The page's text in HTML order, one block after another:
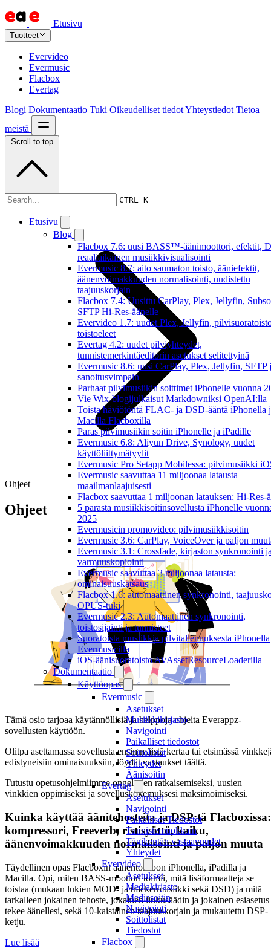
Etusivu
Tuotteet
Evervideo
Evermusic
Flacbox
Evertag
Blogi Dokumentaatio Tuki Oikeudelliset tiedotYhteystiedot Tietoa
meistä
CTRL K
Etusivu
Blog
Flacbox 7.6: uusi BASS™-äänimoottori, efektit,
reaaliaikainen musiikkivisualisointi
Evermusic 8.7: aito saumaton toisto, ääniefektit,
äänenvoimakkuuden normalisointi, uudistettu
taajuuskorjain
Flacbox 7.4: Uusittu CarPlay, Plex, Jellyfin,
SFTP Hi-Res-äänelle
Evervideo 1.7: uudet Plex, Jellyfin,
toistoeleet
Evertag 4.2: uudet pilviyhteydet,
tunnistemerkintäeditorin asetukset selitettyinä
Evermusic 8.6: uusi CarPlay, Plex, Jellyfin, SFTP
sanoitusvimpain
Parhaat pilvimusiikin soittimet iPhonelle vuonna
Vie Wix-blogijulkaisut Markdowniksi OpenAI:lla
Toista häviötöntä FLAC- ja DSD-ääntä iPhonella
Macilla Flacboxilla
Paras pilvimusiikin soitin iPhonelle ja iPadille
Evermusic 6.8: Aliyun Drive, Synology, uudet
käyttöliittymätyylit
Evermusic Pro Setapp Mobilessa: pilvimusiikki
Evermusic saavuttaa 11 miljoonaa latausta
maailmanlaajuisesti
Flacbox saavuttaa 1 miljoonan latauksen: Hi-Res-
5 parasta musiikkisoitinsovellusta iPhonelle
2025
Evermusicin promovideo: pilvimusiikkisoitin
Evermusic 3.6: CarPlay, VoiceOver ja paljon
Evermusic 3.1: Crossfade, kirjaston synkronointi
varmuuskopiointi
Evermusic saavuttaa 3 miljoonaa latausta:
ominaisuuskatsaus
Flacbox 1.6: automaattinen synkronointi,
OPUS-tuki
Evermusic 2.3: Automaattinen synkronointi,
toistosijainti ja tunnisteet
Suoratoista musiikkia pilvitallennuksesta iPhonella
Evermusicilla
iOS-äänisuoratoisto AVAssetResourceLoaderilla
Dokumentaatio
Käyttöopas
Evermusic
Asetukset
Musiikkikirjasto
Navigointi
Paikalliset tiedostot
Soittolistat
Yhteydet
Äänisoitin
Evertag
Asetukset
Navigointi
Paikalliset Tiedostot
Tunnistemuokkain
Tägikentän vastaavuudet
Yhteydet
Evervideo
Asetukset
Mediakirjasto
Mediasoitin
Navigointi
Soittolistat
Tiedostot
Flacbox
Scroll to top
Dokumentaatio
Ohjeet
Ohjeet
Tämä osio tarjoaa käytännöllisiä ja helppoja ohjeita Everappz-
sovellusten käyttöön.
Olitpa asettamassa sovellusta ensimmäistä kertaa tai etsimässä
edistyneisiin ominaisuuksiin, löydät vastaukset täältä.
Tutustu opetusohjelmiimme ongelmien ratkaisemiseksi, uusien
vinkkien oppimiseksi ja sovelluskokemuksesi maksimoimiseksi.
Kuinka käyttää äänitehosteita ja DSP:tä Flacboxissa:
kompressori, Freeverb, ristisyöttö, kaiku,
äänenvoimakkuuden normalisointi ja paljon muuta
Täydellinen opas Flacboxin äänentoistoon iPhonella, iPadilla ja
Macilla. Opi, miten BASS-moottori toimii, mitä lisäformaatteja se
toistaa (mukaan lukien MOD- ja trackermusiikki sekä DSD) ja mitä
tarkalleen jokainen tehoste, jokainen liukusäädin ja jokainen esiasetus
tekee äänellesi, sekä 10-kaistainen taajuuskorjain ja mukautettu DSP-
ketju.
Lue lisää